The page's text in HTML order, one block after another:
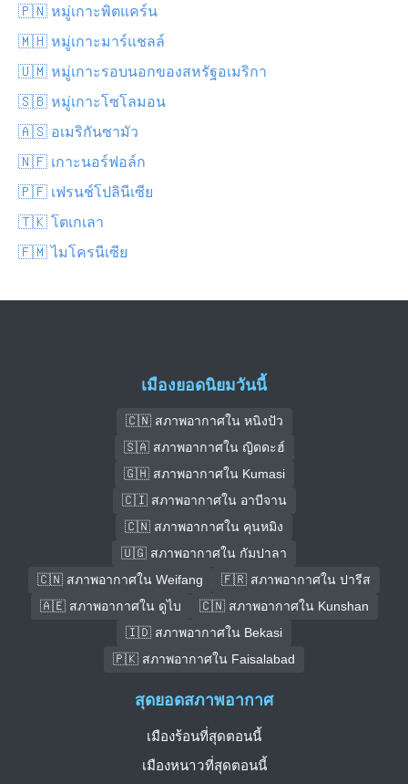
🇵🇳 หมู่เกาะพิตแคร์น
🇲🇭 หมู่เกาะมาร์แชลล์
🇺🇲 หมู่เกาะรอบนอกของสหรัฐอเมริกา
🇸🇧 หมู่เกาะโซโลมอน
🇦🇸 อเมริกันซามัว
🇳🇫 เกาะนอร์ฟอล์ก
🇵🇫 เฟรนช์โปลินีเซีย
🇹🇰 โตเกเลา
🇫🇲 ไมโครนีเซีย
เมืองยอดนิยมวันนี้
🇨🇳 สภาพอากาศใน หนิงปัว
🇸🇦 สภาพอากาศใน ญิดดะฮ์
🇬🇭 สภาพอากาศใน Kumasi
🇨🇮 สภาพอากาศใน อาบีจาน
🇨🇳 สภาพอากาศใน คุนหมิง
🇺🇬 สภาพอากาศใน กัมปาลา
🇨🇳 สภาพอากาศใน Weifang
🇫🇷 สภาพอากาศใน ปารีส
🇦🇪 สภาพอากาศใน ดูไบ
🇨🇳 สภาพอากาศใน Kunshan
🇮🇩 สภาพอากาศใน Bekasi
🇵🇰 สภาพอากาศใน Faisalabad
สุดยอดสภาพอากาศ
เมืองร้อนที่สุดตอนนี้
เมืองหนาวที่สุดตอนนี้